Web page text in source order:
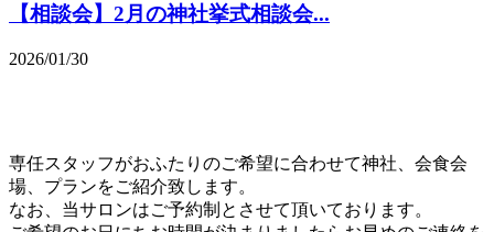
【相談会】2月の神社挙式相談会...
2026/01/30
専任スタッフがおふたりのご希望に合わせて神社、会食会
場、プランをご紹介致します。
なお、当サロンはご予約制とさせて頂いております。